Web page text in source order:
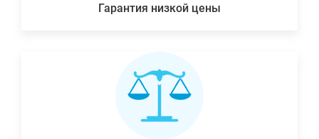
Гарантия низкой цены